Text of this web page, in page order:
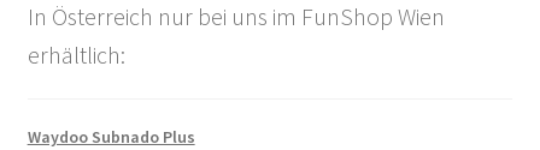
In Österreich nur bei uns im FunShop Wien
erhältlich:
Waydoo Subnado Plus